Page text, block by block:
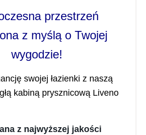
przestrzeń
z myślą o Twojej
wygodzie!
swojej łazienki z naszą
kabiną prysznicową Liveno
z najwyższej jakości